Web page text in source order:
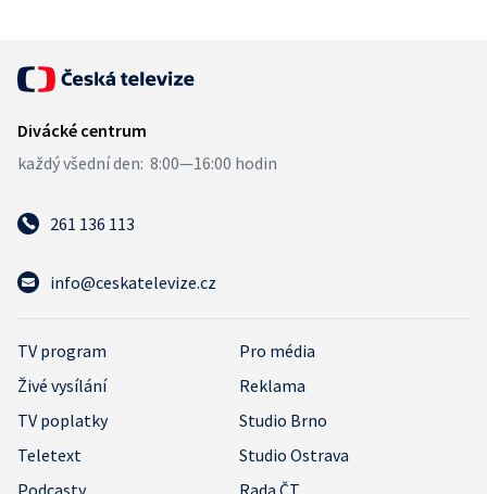
261 136 113
info@ceskatelevize.cz
TV program
Pro média
Živé vysílání
Reklama
TV poplatky
Studio Brno
Teletext
Studio Ostrava